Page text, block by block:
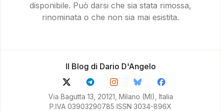
disponibile. Può darsi che sia stata rimossa,
rinominata o che non sia mai esistita.
Il Blog di Dario D'Angelo
Via Bagutta 13, 20121, Milano (MI), Italia
P.IVA 03903290785 ISSN 3034-896X